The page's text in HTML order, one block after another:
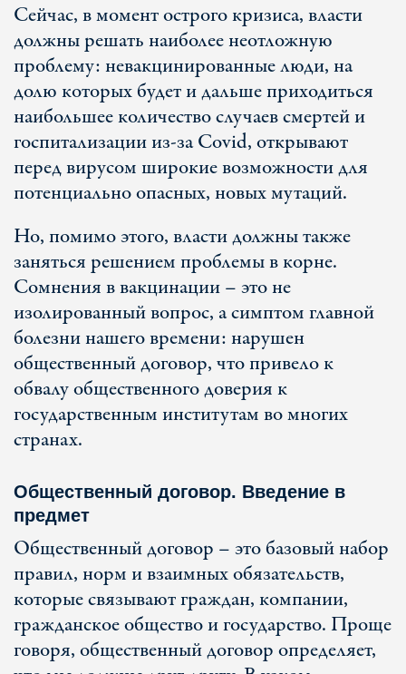
Сейчас, в момент острого кризиса, власти
должны решать наиболее неотложную
проблему: невакцинированные люди, на
долю которых будет и дальше приходиться
наибольшее количество случаев смертей и
госпитализации из-за Covid, открывают
перед вирусом широкие возможности для
потенциально опасных, новых мутаций.
Но, помимо этого, власти должны также
заняться решением проблемы в корне.
Сомнения в вакцинации – это не
изолированный вопрос, а симптом главной
болезни нашего времени: нарушен
общественный договор, что привело к
обвалу общественного доверия к
государственным институтам во многих
странах.
Общественный договор. Введение в
предмет
Общественный договор – это базовый набор
правил, норм и взаимных обязательств,
которые связывают граждан, компании,
гражданское общество и государство. Проще
говоря, общественный договор определяет,